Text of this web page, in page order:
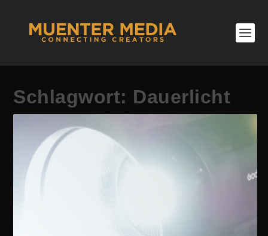
Schlagwort: Dauerlicht